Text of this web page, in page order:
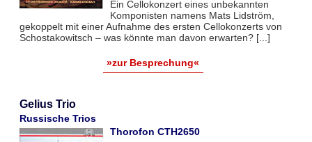
Ein Cellokonzert eines unbekannten
Komponisten namens Mats Lidström,
gekoppelt mit einer Aufnahme des ersten Cellokonzerts von
Schostakowitsch – was könnte man davon erwarten? [...]
»zur Besprechung«
Gelius Trio
Russische Trios
Thorofon CTH2650